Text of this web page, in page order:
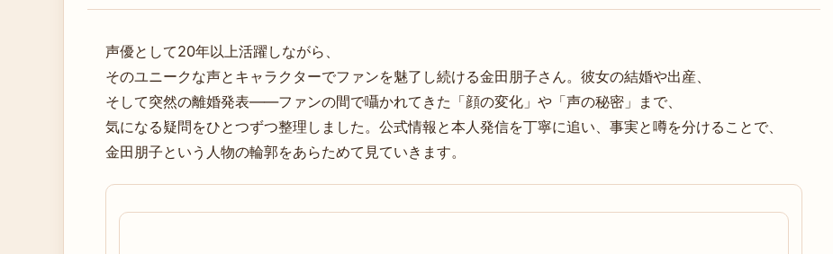
声優として20年以上活躍しながら、
そのユニークな声とキャラクターでファンを魅了し続ける金田朋子さん。彼女の結婚や出産、
そして突然の離婚発表――ファンの間で囁かれてきた「顔の変化」や「声の秘密」まで、
気になる疑問をひとつずつ整理しました。公式情報と本人発信を丁寧に追い、事実と噂を分けることで、
金田朋子という人物の輪郭をあらためて見ていきます。